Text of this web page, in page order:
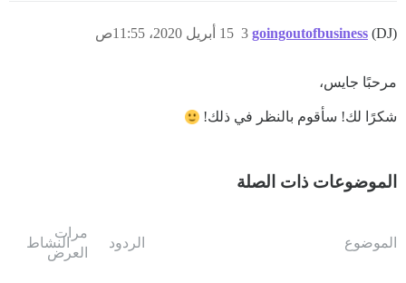
goingoutofbusiness (DJ) 15 أبريل 2020، 11:55ص 3
مرحبًا جايس،
شكرًا لك! سأقوم بالنظر في ذلك!
الموضوعات ذات الصلة
الموضوع الردود
مرات
العرض
النشاط